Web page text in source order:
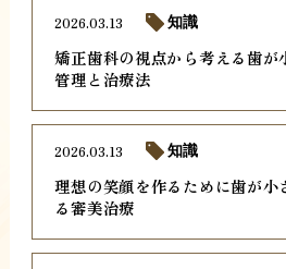
矯正歯科の視点から考える歯が
管理と治療法
2026.03.13 知識
理想の笑顔を作るために歯が小
る審美治療
2026.03.13 知識